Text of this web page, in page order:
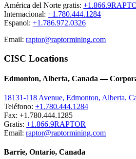
América del Norte gratis:
Internacional: +1.780.444.1284
Espanol: +1.786.972.0326
Email: raptor@raptormining.com
CISC Locations
Edmonton, Alberta, Canada —
18131-118 Avenue, Edmonton, Alberta,
Teléfono: +1.780.444.1284
Fax: +1.780.444.1285
Gratis: +1.866.9RAPTOR
Email: raptor@raptormining.com
Barrie, Ontario, Canada